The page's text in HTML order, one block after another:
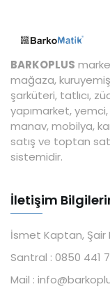
BARKOPLUS
mağaza,
şarküteri, tatlıcı,
yapımarket,
manav, mobilya,
satış ve toptan
sistemidir.
İletişim
İsmet Kaptan, Şair
Santral : 0850 441
Mail :